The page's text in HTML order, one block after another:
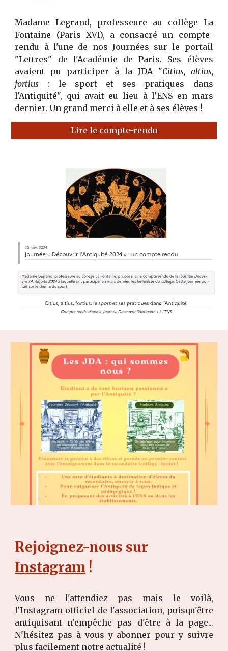
Madame Legrand, professeure au collège La
Fontaine (Paris XVI), a consacré un compte-
rendu à l'une de nos Journées sur le portail
"Lettres" de l'Académie de Paris. Ses élèves
avaient pu participer à la JDA "Citius, altius,
fortius : le sport et ses pratiques dans
l'Antiquité", qui avait eu lieu à l'ENS en mars
dernier. Un grand merci à elle et à ses élèves !
Lire le compte-rendu
Rejoignez-nous sur
Instagram !
Vous ne l'attendiez pas mais le voilà,
l'Instagram officiel de l'association, puisqu'être
antiquisant n'empêche pas d'être à la page...
N'hésitez pas à vous y abonner pour y suivre
plus facilement notre actualité !